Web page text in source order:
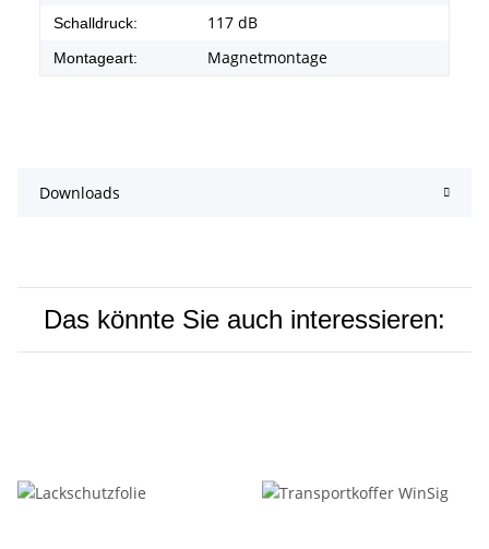
Schalldruck: 117 dB
Montageart: Magnetmontage
Downloads
Das könnte Sie auch interessieren: